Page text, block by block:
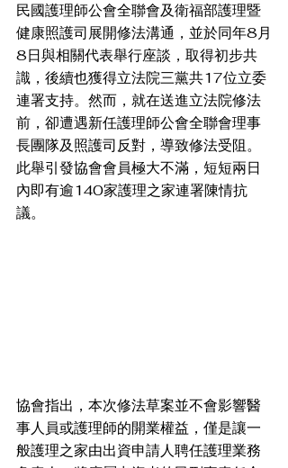
民國護理師公會全聯會及衛福部護理暨
健康照護司展開修法溝通，並於同年8月
8日與相關代表舉行座談，取得初步共
識，後續也獲得立法院三黨共17位立委
連署支持。然而，就在送進立法院修法
前，卻遭遇新任護理師公會全聯會理事
長團隊及照護司反對，導致修法受阻。
此舉引發協會會員極大不滿，短短兩日
內即有逾140家護理之家連署陳情抗
議。
協會指出，本次修法草案並不會影響醫
事人員或護理師的開業權益，僅是讓一
般護理之家由出資申請人聘任護理業務